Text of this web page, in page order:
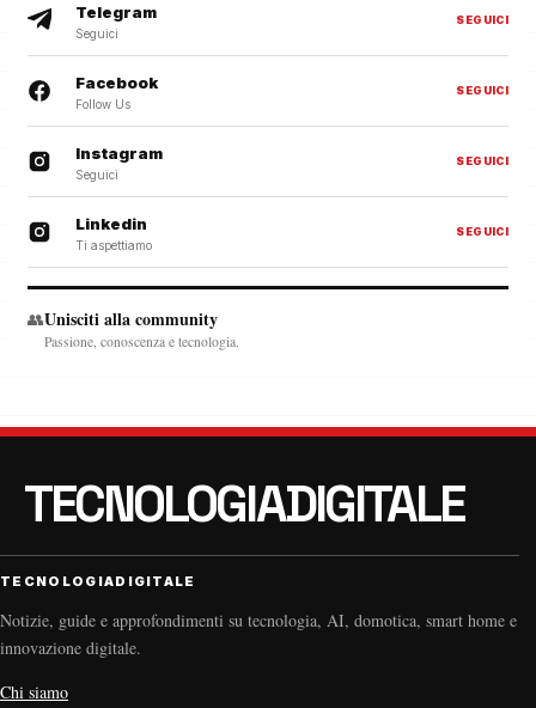
Telegram
Seguici
SEGUICI
Facebook
Follow Us
SEGUICI
Instagram
Seguici
SEGUICI
Linkedin
Ti aspettiamo
SEGUICI
👥Unisciti alla community
Passione, conoscenza e tecnologia.
TECNOLOGIADIGITALE
Notizie, guide e approfondimenti su tecnologia, AI, domotica, smart home e
innovazione digitale.
Chi siamo